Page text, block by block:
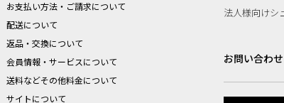
お支払い方法・ご請求について
配送について
返品・交換について
会員情報・サービスについて
送料などその他料金について
サイトについて
法人様向けシ
お問い合わせ